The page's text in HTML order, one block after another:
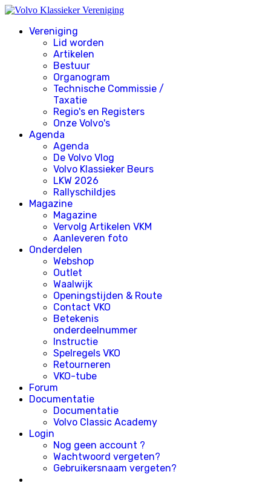
Vereniging
Lid worden
Artikelen
Bestuur
Organogram
Technische Commissie /
Taxatie
Regio's en Registers
Onze Volvo's
Agenda
Agenda
De Volvo Vlog
Volvo Klassieker Beurs
LKW 2026
Rallyschildjes
Magazine
Magazine
Vervolg Artikelen VKM
Aanleveren foto
Onderdelen
Webshop
Outlet
Waalwijk
Openingstijden & Route
Contact VKO
Betekenis
onderdeelnummer
Instructie
Spelregels VKO
Retourneren
VKO-tube
Forum
Documentatie
Documentatie
Volvo Classic Academy
Login
Nog geen account ?
Wachtwoord vergeten?
Gebruikersnaam vergeten?